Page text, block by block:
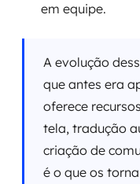
em equipe.
A evolução
que antes era
oferece
tela, tradução
criação de
é o que os